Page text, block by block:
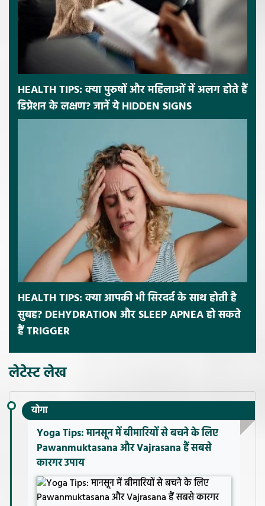
HEALTH TIPS: क्या पुरुषों और महिलाओं में अलग होते हैं
डिप्रेशन के लक्षण? जानें ये HIDDEN SIGNS
HEALTH TIPS: क्या आपकी भी सिरदर्द के साथ होती है
सुबह? DEHYDRATION और SLEEP APNEA हो सकते
हैं TRIGGER
लेटेस्ट लेख
योगा
Yoga Tips: मानसून में बीमारियों से बचने के लिए
Pawanmuktasana और Vajrasana हैं सबसे
कारगर उपाय